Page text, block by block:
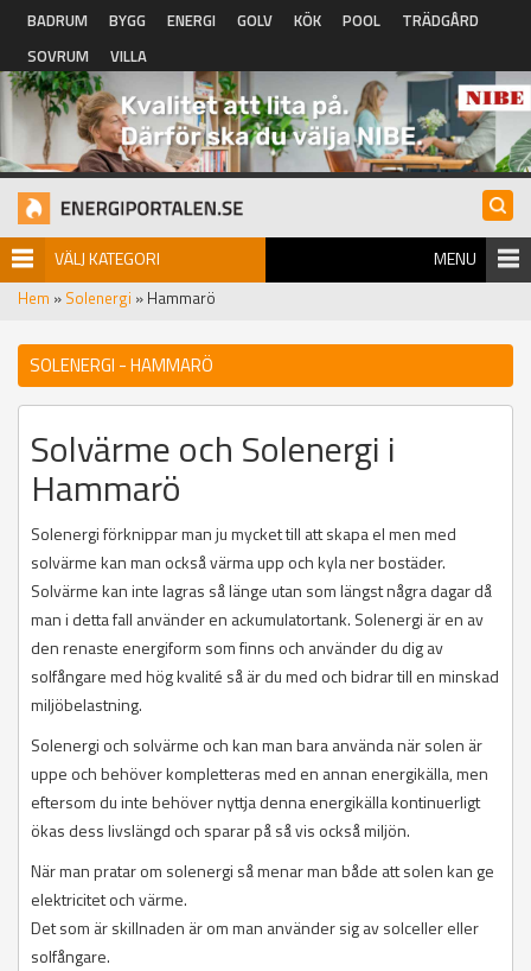
Hoppa till huvudinnehåll
BADRUM BYGG ENERGI GOLV KÖK POOL
TRÄDGÅRD
SOVRUM
VILLA
VÄLJ KATEGORI MENU
Hem » Solenergi » Hammarö
SOLENERGI - HAMMARÖ
Solvärme och Solenergi i
Hammarö
Solenergi förknippar man ju mycket till att skapa el men med
solvärme kan man också värma upp och kyla ner bostäder.
Solvärme kan inte lagras så länge utan som längst några dagar då
man i detta fall använder en ackumulatortank. Solenergi är en av
den renaste energiform som finns och använder du dig av
solfångare med hög kvalité så är du med och bidrar till en minskad
miljöbelastning.
Solenergi och solvärme och kan man bara använda när solen är
uppe och behöver kompletteras med en annan energikälla, men
eftersom du inte behöver nyttja denna energikälla kontinuerligt
ökas dess livslängd och sparar på så vis också miljön.
När man pratar om solenergi så menar man både att solen kan ge
elektricitet och värme.
Det som är skillnaden är om man använder sig av solceller eller
solfångare.